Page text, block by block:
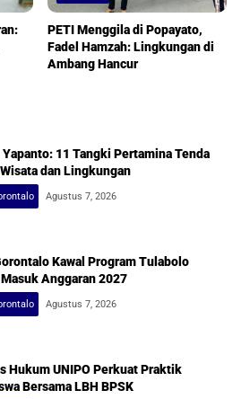
PETI Menggila di Popayato,
Fadel Hamzah: Lingkungan di
Ambang Hancur
11 Tangki Pertamina Tenda
dan Lingkungan
Agustus 7, 2026
Kawal Program Tulabolo
Anggaran 2027
Agustus 7, 2026
Hukum UNIPO Perkuat Praktik
Bersama LBH BPSK